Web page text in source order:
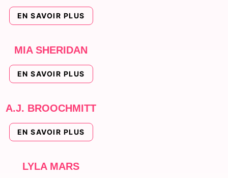
EN SAVOIR PLUS
MIA SHERIDAN
EN SAVOIR PLUS
A.J. BROOCHMITT
EN SAVOIR PLUS
LYLA MARS